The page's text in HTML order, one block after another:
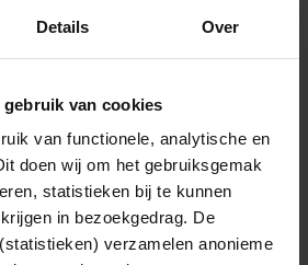
Details Over
gebruik van cookies
van functionele, analytische en
doen wij om het gebruiksgemak
statistieken bij te kunnen
in bezoekgedrag. De
verzamelen anonieme